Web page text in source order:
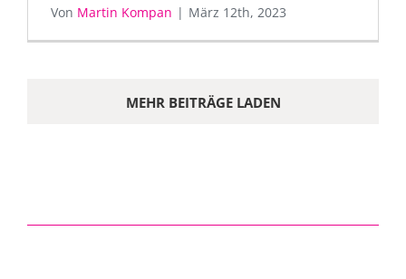
Von Martin Kompan | März 12th, 2023
MEHR BEITRÄGE LADEN